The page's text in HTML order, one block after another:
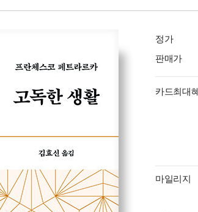
정가
판매가
카드최대
마일리지